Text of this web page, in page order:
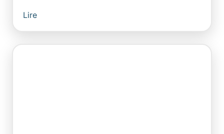
Lire